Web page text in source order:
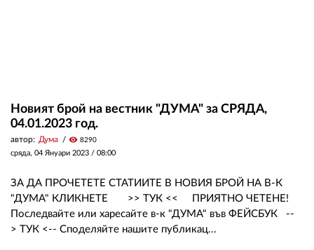
Новият брой на вестник "ДУМА" за СРЯДА,
04.01.2023 год.
автор: Дума visibility 8290
сряда, 04 Януари 2023 / 08:00
ЗА ДА ПРОЧЕТЕТЕ СТАТИИТЕ В НОВИЯ БРОЙ НА В-К
"ДУМА" КЛИКНЕТЕ >> ТУК << ПРИЯТНО ЧЕТЕНЕ!
Последвайте или харесайте в-к "ДУМА" във ФЕЙСБУК --
> ТУК <-- Споделяйте нашите публикац...